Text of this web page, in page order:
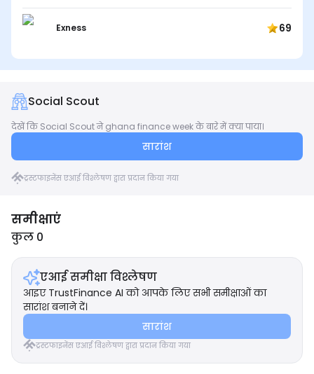
Exness 69
Social Scout
देखें कि Social Scout ने ghana finance week के बारे में क्या पाया।
सारांश
ट्रस्टफाइनेंस एआई विश्लेषण द्वारा प्रदान किया गया
समीक्षाएं
कुल 0
एआई समीक्षा विश्लेषण
आइए TrustFinance AI को आपके लिए सभी समीक्षाओं का
सारांश बनाने दें।
सारांश
ट्रस्टफाइनेंस एआई विश्लेषण द्वारा प्रदान किया गया